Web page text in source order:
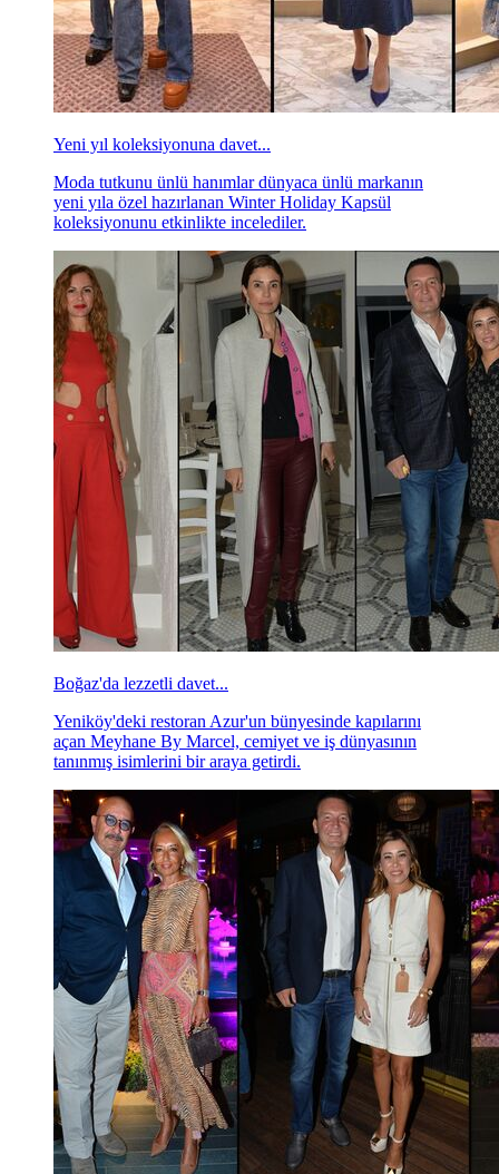
Yeni yıl koleksiyonuna davet...
Moda tutkunu ünlü hanımlar dünyaca ünlü markanın
yeni yıla özel hazırlanan Winter Holiday Kapsül
koleksiyonunu etkinlikte incelediler.
Boğaz'da lezzetli davet...
Yeniköy'deki restoran Azur'un bünyesinde kapılarını
açan Meyhane By Marcel, cemiyet ve iş dünyasının
tanınmış isimlerini bir araya getirdi.